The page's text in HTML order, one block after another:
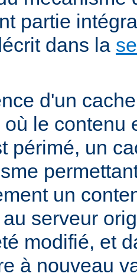
partie
dans la
d'un
le contenu
périmé, un
un
serveur
modifié, et
à nouveau